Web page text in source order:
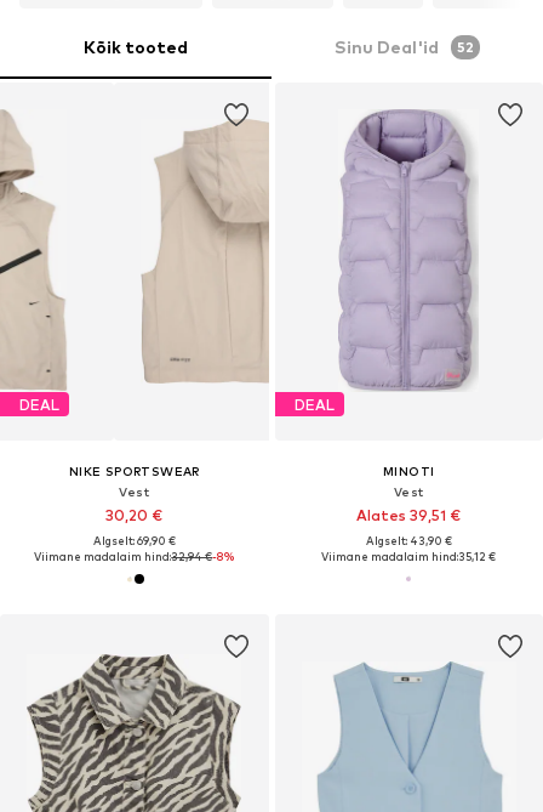
Kõik tooted Sinu Deal'id 52
DEAL
NIKE SPORTSWEAR
Vest
30,20 €
Algselt: 69,90 €
Viimane madalaim hind:32,94 €-8%
DEAL
MINOTI
Vest
Alates 39,51 €
Algselt: 43,90 €
Viimane madalaim hind:35,12 €